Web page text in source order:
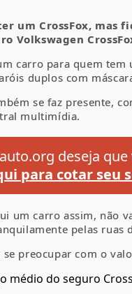
um CrossFox, mas
Volkswagen
carro para quem
duplos com
se faz presente,
multimídia.
deseja
para cotar seu
um carro assim, não
pelas ruas
se preocupar com o